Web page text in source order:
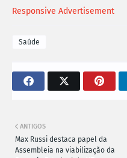
Responsive Advertisement
Saúde
ANTIGOS
Max Russi destaca papel da
Assembleia na viabilização da